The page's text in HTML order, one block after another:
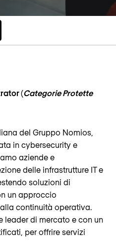
(Categorie Protette
del Gruppo Nomios,
in cybersecurity e
aziende e
delle infrastrutture IT e
soluzioni di
un approccio
continuità operativa.
leader di mercato e con un
per offrire servizi